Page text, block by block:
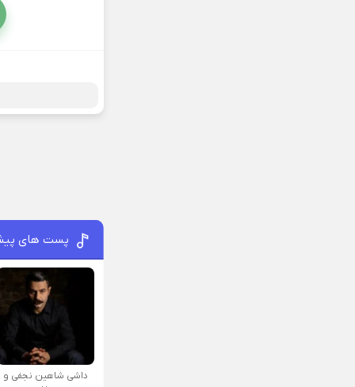
پست های
داشی شاهین نجفی و